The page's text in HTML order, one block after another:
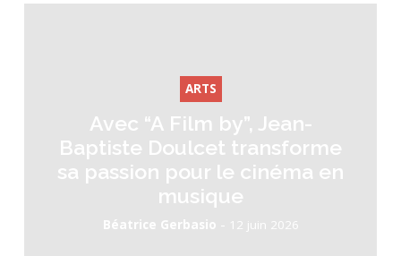
ARTS
Avec “A Film by”, Jean-
Baptiste Doulcet transforme
sa passion pour le cinéma en
musique
Béatrice Gerbasio - 12 juin 2026